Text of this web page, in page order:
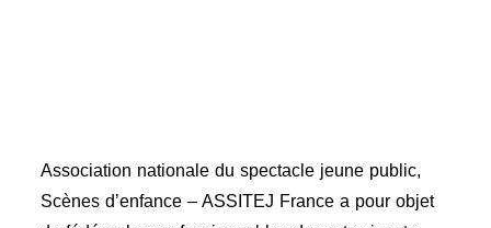
Association nationale du spectacle jeune public,
Scènes d’enfance – ASSITEJ France a pour objet